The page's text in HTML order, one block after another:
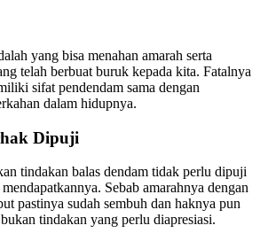
yang bisa menahan amarah serta
telah berbuat buruk kepada kita. Fatalnya
sifat pendendam sama dengan
dalam hidupnya.
Dipuji
tindakan balas dendam tidak perlu dipuji
Sebab amarahnya dengan
pastinya sudah sembuh dan haknya pun
tindakan yang perlu diapresiasi.